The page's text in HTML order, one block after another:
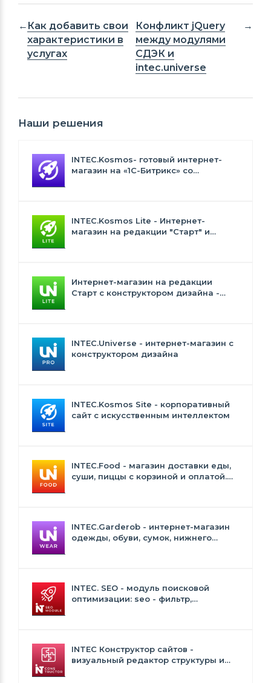
Как добавить свои
характеристики в
услугах
Конфликт jQuery
между модулями
СДЭК и
intec.universe
Наши решения
INTEC.Kosmos- готовый интернет-
магазин на «1С-Битрикс» со
INTEC.Kosmos Lite - Интернет-
магазин на редакции "Старт" и
Интернет-магазин на редакции
Старт с конструктором дизайна -
INTEC.Universe - интернет-магазин с
конструктором дизайна
INTEC.Kosmos Site - корпоративный
сайт с искусственным интеллектом
INTEC.Food - магазин доставки еды,
суши, пиццы с корзиной и оплатой.
INTEC.Garderob - интернет-магазин
одежды, обуви, сумок, нижнего
INTEC. SEO - модуль поисковой
оптимизации: seo - фильтр,
INTEC Конструктор сайтов -
визуальный редактор структуры и